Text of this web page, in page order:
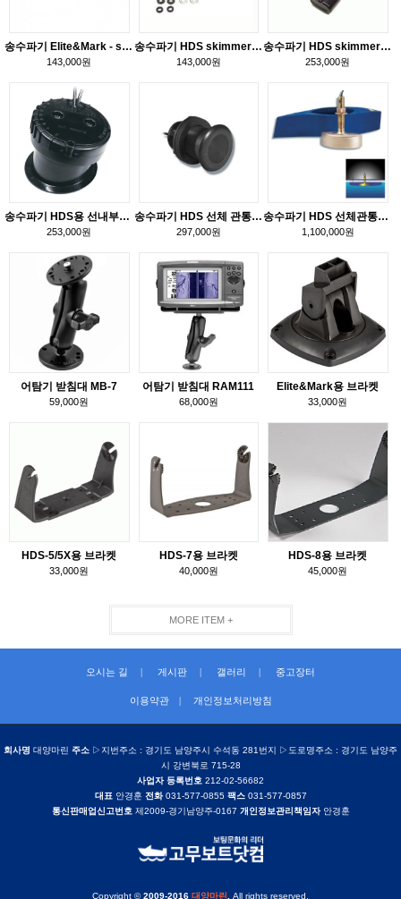
송수파기 Elite&Mark - skimmer형
143,000원
송수파기 HDS skimmer형 A
143,000원
송수파기 HDS skimmer형 B
253,000원
송수파기 HDS용 선내부착형
253,000원
송수파기 HDS 선체 관통형 A
297,000원
송수파기 HDS 선체관통형 B
1,100,000원
어탐기 받침대 MB-7
59,000원
어탐기 받침대 RAM111
68,000원
Elite&Mark용 브라켓
33,000원
HDS-5/5X용 브라켓
33,000원
HDS-7용 브라켓
40,000원
HDS-8용 브라켓
45,000원
MORE ITEM +
오시는 길 | 게시판 | 갤러리 | 중고장터
이용약관 | 개인정보처리방침
회사명 대양마린 주소 ▷지번주소 : 경기도 남양주시 수석동 281번지 ▷도로명주소 : 경기도 남양주
시 강변북로 715-28
사업자 등록번호 212-02-56682
대표 안경훈 전화031-577-0855 팩스031-577-0857
통신판매업신고번호제2009-경기남양주-0167 개인정보관리책임자안경훈
Copyright ©2009-2016 대양마린 All rights reserved.